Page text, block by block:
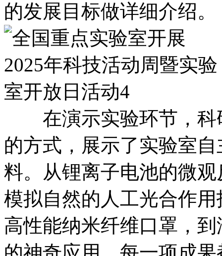
的发展目标做详细介绍。
在演示实验环节，科
的方式，展示了实验室
料。从锂离子电池的微
模拟自然的人工光合作
高性能纳米纤维口罩，